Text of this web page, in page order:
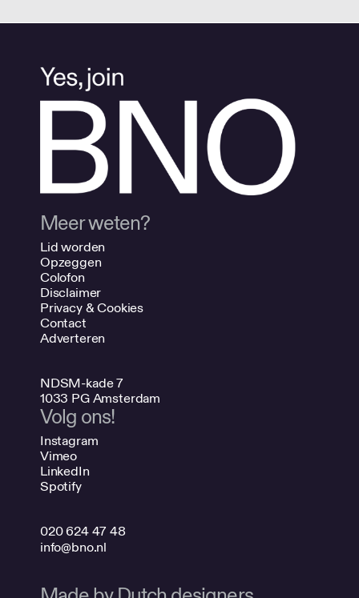
Meer weten?
Lid worden
Opzeggen
Colofon
Disclaimer
Privacy & Cookies
Contact
Adverteren
NDSM-kade 7
1033 PG Amsterdam
Volg ons!
Instagram
Vimeo
LinkedIn
Spotify
020 624 47 48
info@bno.nl